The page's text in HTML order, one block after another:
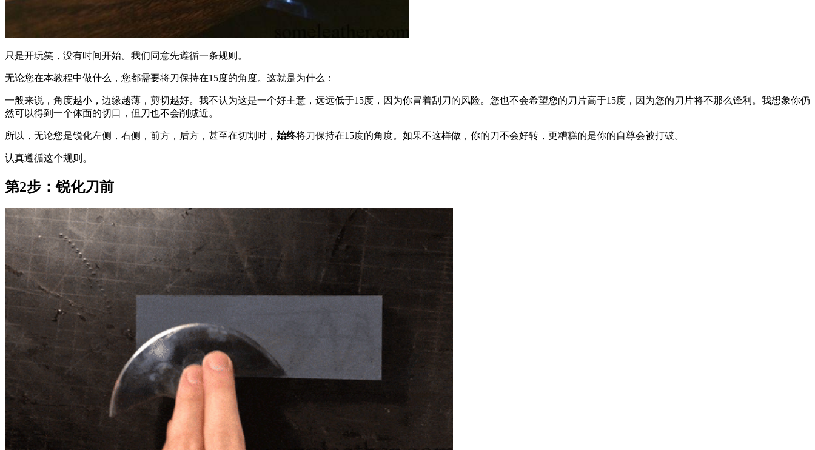
只是开玩笑，没有时间开始。我们同意先遵循一条规则。
无论您在本教程中做什么，您都需要将刀保持在15度的角度。这就是为什么：
一般来说，角度越小，边缘越薄，剪切越好。我不认为这是一个好主意，远远低于15度，因为你冒着刮刀的风险。您也不会希望您的刀片高于15度，因为您的刀片将不那么锋利。我想象你仍
然可以得到一个体面的切口，但刀也不会削减近。
所以，无论您是锐化左侧，右侧，前方，后方，甚至在切割时， 始终将刀保持在15度的角度。如果不这样做，你的刀不会好转，更糟糕的是你的自尊会被打破。
认真遵循这个规则。
第2步：锐化刀前